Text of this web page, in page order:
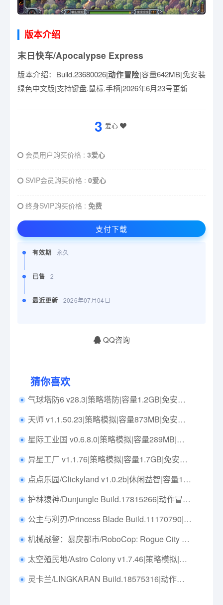
版本介绍
末日快车/Apocalypse Express
版本介绍：Build.23680026|动作冒险|容量642MB|免安装
绿色中文版|支持键盘.鼠标.手柄|2026年6月23号更新
3 爱心
会员用户购买价格 : 3爱心
SVIP会员购买价格 : 0爱心
终身SVIP购买价格 : 免费
支付下载
有效期 永久
已售 2
最近更新 2026年07月04日
QQ咨询
猜你喜欢
气球塔防6 v28.3|策略塔防|容量1.2GB|免安装绿色中文版|支持键盘.鼠标
天师 v1.1.50.23|策略模拟|容量873MB|免安装绿色中文版|支持键盘.鼠标
星际工业国 v0.6.8.0|策略模拟|容量289MB|免安装绿色中文版|支持键盘.鼠标
异星工厂 v1.1.76|策略模拟|容量1.7GB|免安装绿色中文版|支持键盘.鼠标
点点乐园/Clickyland v1.0.2b|休闲益智|容量176MB|免安装绿色中文版|支持键盘.鼠标
护林猿神/Dunjungle Build.17815266|动作冒险|容量756MB|免安装绿色中文版|支持键盘.鼠标.手柄
公主与利刃/Princess Blade Build.11170790|角色扮演|容量31.4GB|免安装绿色中文版|支持键盘.鼠标
机械战警：暴戾都市/RoboCop: Rogue City v20250717|射击动作|容量38G|免安装绿色中文版|支持键盘.鼠标.手柄
太空殖民地/Astro Colony v1.7.46|策略模拟|容量3.5GB|免安装绿色中文版|支持键盘.鼠标
灵卡兰/LINGKARAN Build.18575316|动作冒险|容量3.1GB|免安装绿色中文版|支持键盘.鼠标.手柄